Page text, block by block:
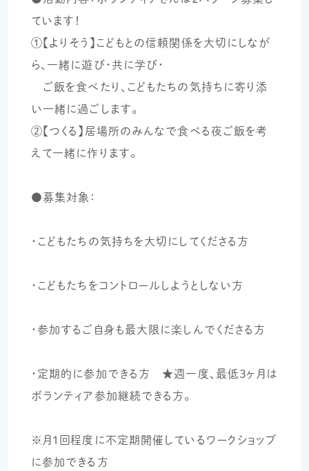
ています！
①【よりそう】こどもとの信頼関係を大切にしなが
ら、一緒に遊び・共に学び・
ご飯を食べたり、こどもたちの気持ちに寄り添
い一緒に過ごします。
②【つくる】居場所のみんなで食べる夜ご飯を考
えて一緒に作ります。
●募集対象：
・こどもたちの気持ちを大切にしてくださる方
・こどもたちをコントロールしようとしない方
・参加するご自身も最大限に楽しんでくださる方
・定期的に参加できる方 ★週一度、最低３ヶ月は
ボランティア参加継続できる方。
※月1回程度に不定期開催しているワークショップ
に参加できる方